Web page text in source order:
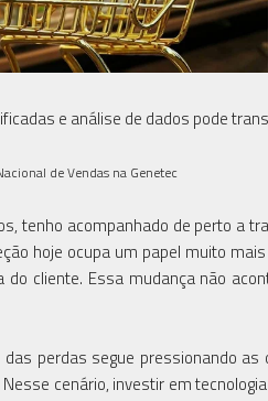
e análise de dados pode
de Vendas na Genetec
tenho acompanhado de perto a
hoje ocupa um papel muito
do cliente. Essa mudança não
perdas segue pressionando
cenário, investir em